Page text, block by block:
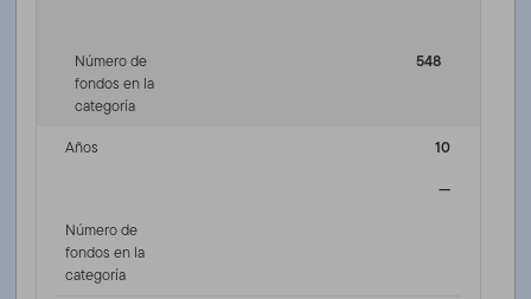
Número de
fondos en la
categoría
548
Años
10
—
Número de
fondos en la
categoría